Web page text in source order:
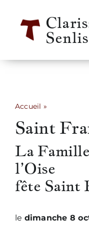
contenu
Senlis
Qui sommes-nous
Notre vie
Notre histoire
Informations
Accueil »
Saint
La
l’Oise
fête Saint
le dimanche 8